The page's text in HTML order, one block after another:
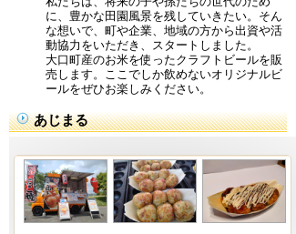
に、豊かな田園風景を残していきたい。そん
な想いで、町や企業、地域の方から出資や活
動協力をいただき、スタートしました。
大口町産のお米を使ったクラフトビールを販
売します。ここでしか飲めないオリジナルビ
ールをぜひお楽しみください。
あじまる